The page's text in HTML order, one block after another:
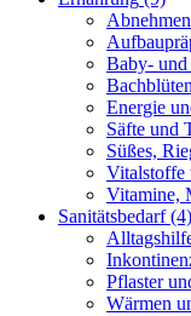
Baby-
Energie
Säfte und
Süßes,
Vitalstoffe
Vitamine,
Sanitätsbedarf(4)
Pflaster
Wärmen